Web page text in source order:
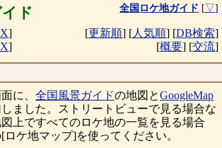
ド 全国ロケ地ガイド [▽]
]
]
[更新順] [人気順] [DB検索]
[概要] [交流]
に、 全国風景ガイドの地図とGoogleMap
ました。ストリートビューで見る場合な
上ですべてのロケ地の一覧を見る場合
ケ地マップ]を使ってください。